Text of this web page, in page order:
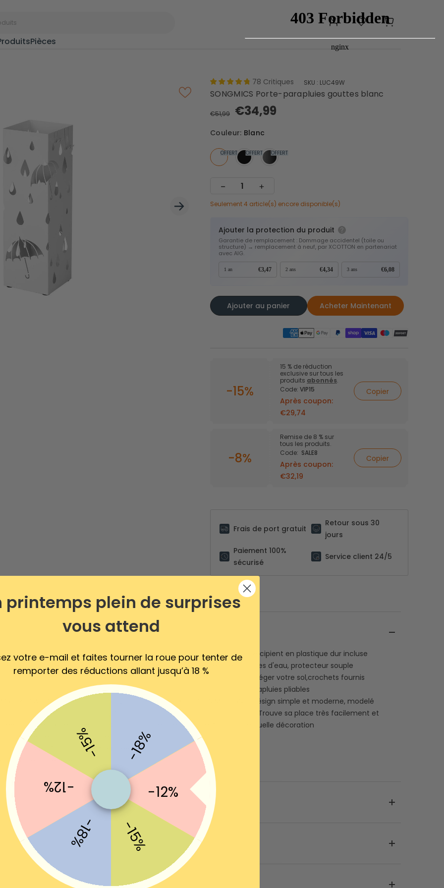
Portemanteaux
d’entrée
Étagères multi-
usage
Boîtes à chaussures
Étendoirs à linge
Boîtes de
sur
Organisateurs de
tiroirs
Cubes de
rangement
Pièces
78 Critiques SKU : LUC49W
SONGMICS Porte-parapluies gouttes blanc
€51,99 €34,99
Couleur: Blanc
OFFERT OFFERT OFFERT
Seulement 4 article(s) encore disponible(s)
Ajouter la protection du produit
Garantie de remplacement : Dommage accidentel (toile ou
structure) → remplacement à neuf, par XCOTTON en partenariat
avec AIG.
1 an €3,47 2 ans €4,34 3 ans €6,08
Ajouter au panier Acheter Maintenant
-15%
15 % de réduction
exclusive sur tous les
produits abonnés.
Code: VIP15
Après coupon:
€29,74
Copier
-8%
Remise de 8 % sur
tous les produits.
Code: SALE8
Après coupon:
€32,19
Copier
Frais de port gratuit
Retour sous 30
jours
Paiement 100%
sécurisé
Service client 24/5
QUALITÉ : Fabriqué en métal de haute qualité et
par poudre, résistant à la corrosion et finition
PIÈCES SPÉCIALES : Récipient en plastique dur incluse
pour recueillir les gouttes d'eau, protecteur souple
antidérapant pour protéger votre sol,crochets fournis
pour suspendre les parapluies pliables
USAGES : Le produit est conçu non
pour ranger des parapluies, Bâtons de
ou rouleaux de papier, mais aussi comme une
moderne pour la chambre
DESIGN MODERNE : Désign simple et moderne, modelé
avec du dessin ajouré. Trouve sa place très facilement et
s'adapte à n'importe quelle décoration
ADAPTABILITÉ : Il s'adapte à l'entrée, salon,
balcon et bureau, etc
printemps plein de surprises
vous attend
votre e-mail et faites tourner la roue pour tenter de
remporter des réductions allant jusqu’à 18 %
-18%
-12%
-15%
-18%
-12%
-15%